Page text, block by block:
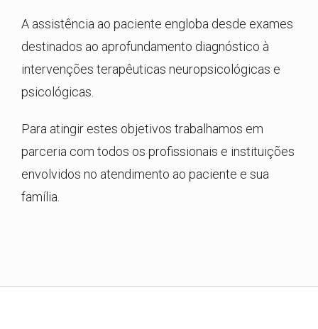
A assistência ao paciente engloba desde exames
destinados ao aprofundamento diagnóstico à
intervenções terapêuticas neuropsicológicas e
psicológicas.
Para atingir estes objetivos trabalhamos em
parceria com todos os profissionais e instituições
envolvidos no atendimento ao paciente e sua
família.